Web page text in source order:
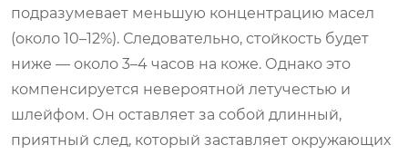
подразумевает меньшую концентрацию масел
(около 10–12%). Следовательно, стойкость будет
ниже — около 3–4 часов на коже. Однако это
компенсируется невероятной летучестью и
шлейфом. Он оставляет за собой длинный,
приятный след, который заставляет окружающих